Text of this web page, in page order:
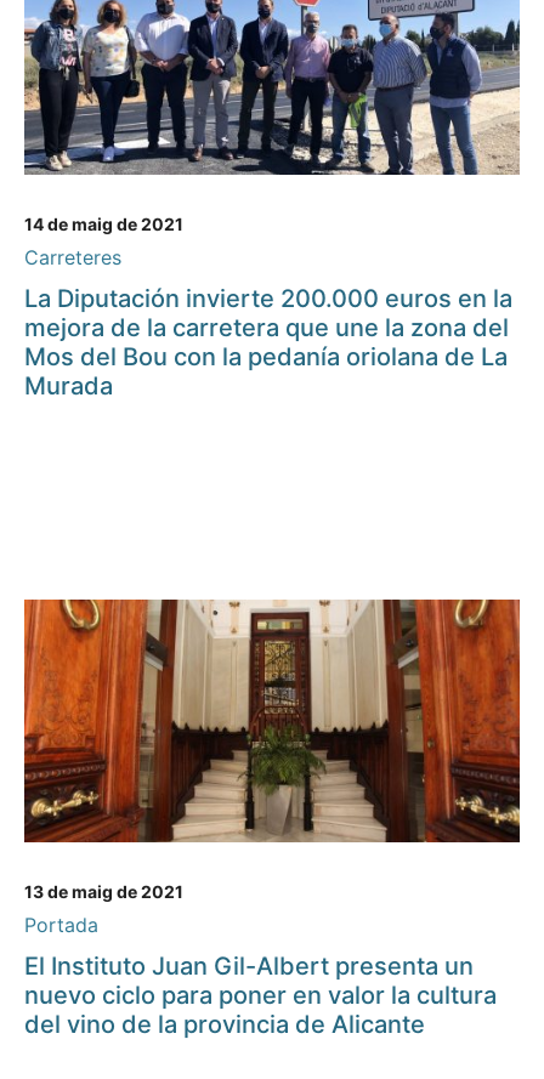
14 de maig de 2021
Carreteres
La Diputación invierte 200.000 euros en la
mejora de la carretera que une la zona del
Mos del Bou con la pedanía oriolana de La
Murada
13 de maig de 2021
Portada
El Instituto Juan Gil-Albert presenta un
nuevo ciclo para poner en valor la cultura
del vino de la provincia de Alicante